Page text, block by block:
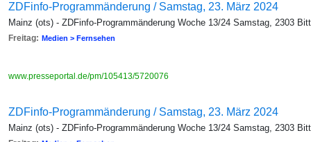
ZDFinfo-Programmänderung / Samstag, 23. März 2024
Mainz (ots) - ZDFinfo-Programmänderung Woche 13/24 Samstag, 2303
Freitag: Medien > Fernsehen
www.presseportal.de/pm/105413/5720076
ZDFinfo-Programmänderung / Samstag, 23. März 2024
Mainz (ots) - ZDFinfo-Programmänderung Woche 13/24 Samstag, 2303